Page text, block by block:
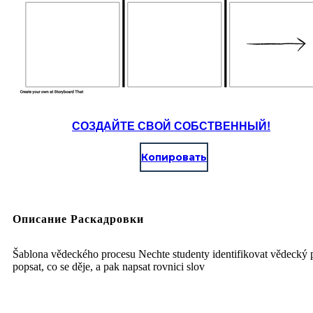
СОЗДАЙТЕ СВОЙ СОБСТВЕННЫЙ!
Копировать
Описание Раскадровки
Šablona vědeckého procesu Nechte studenty identifikovat vědecký
popsat, co se děje, a pak napsat rovnici slov